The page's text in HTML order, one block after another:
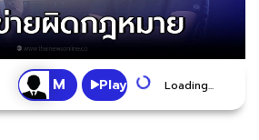
Play Loading...